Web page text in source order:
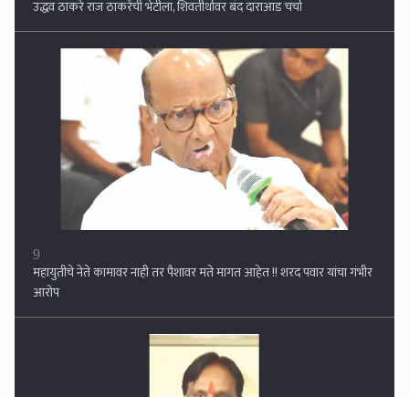
महायुतीचे नेते कामावर नाही तर पैशावर मते मागत आहेत !! शरद पवार यांचा गंभीर
आरोप
10
अजित पवारांची सरकारमधून बाहेर पडण्याची तयारी ? वर्षावरील बैठकीत दादा
संतापले, अंबादास दानवे यांचा पत्रकार परिषदेत दावा